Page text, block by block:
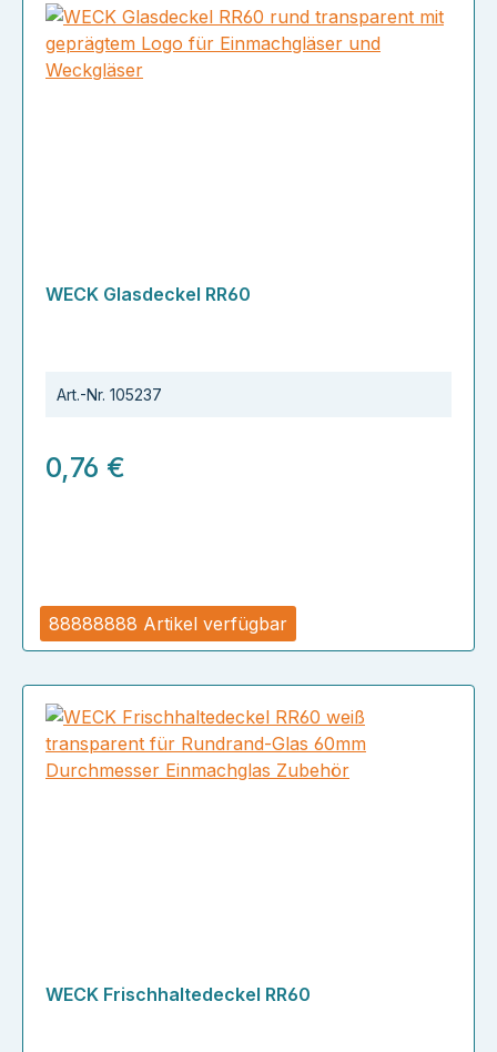
88888888 Artikel verfügbar
WECK Glasdeckel RR60
Art.-Nr. 105237
0,76 €
WECK Frischhaltedeckel RR60